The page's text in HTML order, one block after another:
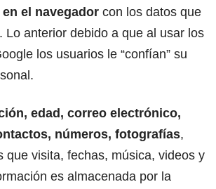
el navegador con los datos que
Lo anterior debido a que al usar los
los usuarios le “confían” su
edad, correo electrónico,
números, fotografías,
que visita, fechas, música, videos y
es almacenada por la